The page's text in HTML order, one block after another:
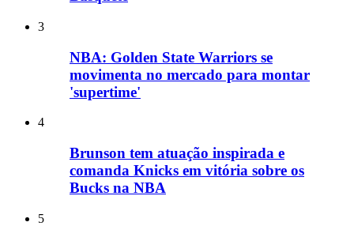
3
NBA: Golden State Warriors se
movimenta no mercado para montar
'supertime'
4
Brunson tem atuação inspirada e
comanda Knicks em vitória sobre os
Bucks na NBA
5